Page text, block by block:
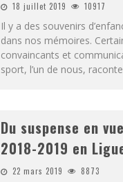
18 juillet 2019 10917
Il y a des souvenirs
dans nos mémoires.
convaincants et
sport, l’un de nous,
Du suspense en
2018-2019 en
22 mars 2019 8873